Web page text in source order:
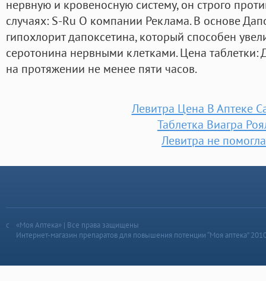
нервную и кровеносную систему, он строго
случаях: S-Ru О компании Реклама. В основе
гипохлорит дапоксетина, который способен
серотонина нервными клетками. Цена таблетки:
на протяжении не менее пяти часов.
Левитра Цена В Аптеке
Таблетка Виагра
Левитра не помогла
«Моя Аптека» | Все права защищены
Интернет-магазин препаратов для повышения потенции “Моя аптека”